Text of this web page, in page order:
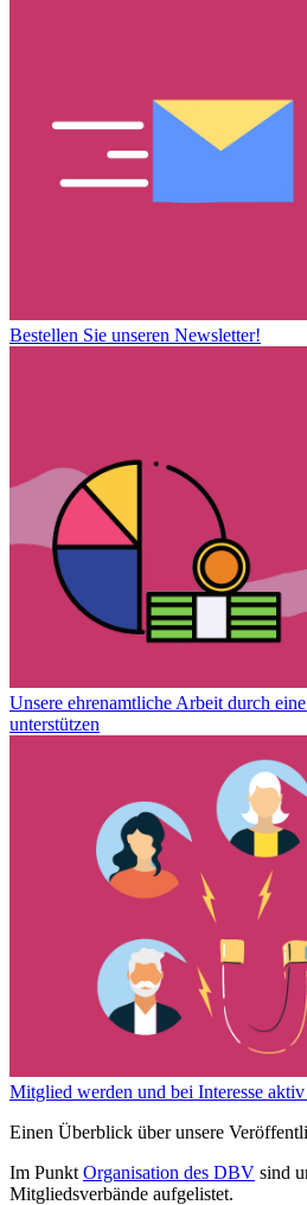
Bestellen Sie unseren Newsletter!
Unsere ehrenamtliche Arbeit durch
unterstützen
Mitglied werden und bei Interesse
Einen Überblick über unsere
Im Punkt Organisation des DBV sind
Mitgliedsverbände aufgelistet.